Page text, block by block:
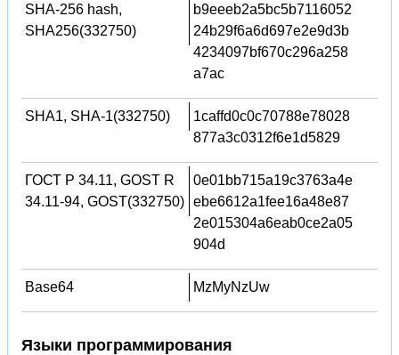
SHA-256 hash,
SHA256(332750)
b9eeeb2a5bc5b7116052
24b29f6a6d697e2e9d3b
4234097bf670c296a258
a7ac
SHA1, SHA-1(332750)
1caffd0c0c70788e78028
877a3c0312f6e1d5829
ГОСТ Р 34.11, GOST R
34.11-94, GOST(332750)
0e01bb715a19c3763a4e
ebe6612a1fee16a48e87
2e015304a6eab0ce2a05
904d
Base64 MzMyNzUw
Языки программирования